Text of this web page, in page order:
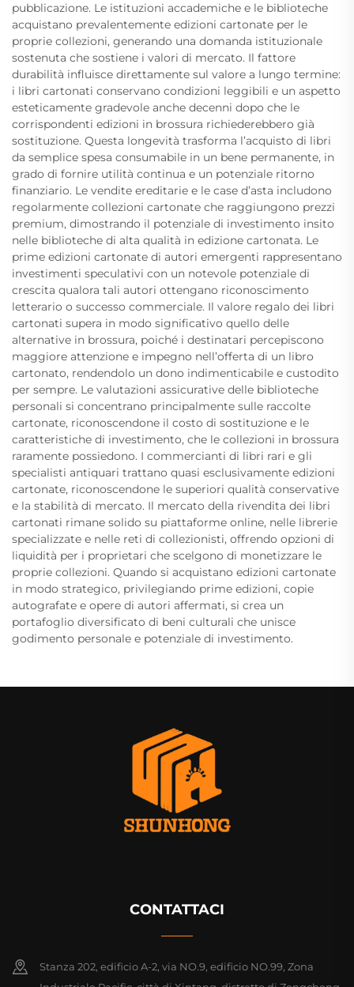
pubblicazione. Le istituzioni accademiche e le biblioteche
acquistano prevalentemente edizioni cartonate per le
proprie collezioni, generando una domanda istituzionale
sostenuta che sostiene i valori di mercato. Il fattore
durabilità influisce direttamente sul valore a lungo termine:
i libri cartonati conservano condizioni leggibili e un aspetto
esteticamente gradevole anche decenni dopo che le
corrispondenti edizioni in brossura richiederebbero già
sostituzione. Questa longevità trasforma l’acquisto di libri
da semplice spesa consumabile in un bene permanente, in
grado di fornire utilità continua e un potenziale ritorno
finanziario. Le vendite ereditarie e le case d’asta includono
regolarmente collezioni cartonate che raggiungono prezzi
premium, dimostrando il potenziale di investimento insito
nelle biblioteche di alta qualità in edizione cartonata. Le
prime edizioni cartonate di autori emergenti rappresentano
investimenti speculativi con un notevole potenziale di
crescita qualora tali autori ottengano riconoscimento
letterario o successo commerciale. Il valore regalo dei libri
cartonati supera in modo significativo quello delle
alternative in brossura, poiché i destinatari percepiscono
maggiore attenzione e impegno nell’offerta di un libro
cartonato, rendendolo un dono indimenticabile e custodito
per sempre. Le valutazioni assicurative delle biblioteche
personali si concentrano principalmente sulle raccolte
cartonate, riconoscendone il costo di sostituzione e le
caratteristiche di investimento, che le collezioni in brossura
raramente possiedono. I commercianti di libri rari e gli
specialisti antiquari trattano quasi esclusivamente edizioni
cartonate, riconoscendone le superiori qualità conservative
e la stabilità di mercato. Il mercato della rivendita dei libri
cartonati rimane solido su piattaforme online, nelle librerie
specializzate e nelle reti di collezionisti, offrendo opzioni di
liquidità per i proprietari che scelgono di monetizzare le
proprie collezioni. Quando si acquistano edizioni cartonate
in modo strategico, privilegiando prime edizioni, copie
autografate e opere di autori affermati, si crea un
portafoglio diversificato di beni culturali che unisce
godimento personale e potenziale di investimento.
CONTATTACI
Stanza 202, edificio A-2, via NO.9, edificio NO.99, Zona